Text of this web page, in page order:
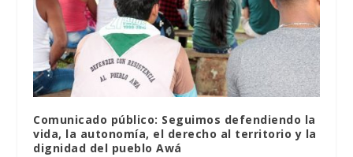
Comunicado público: Seguimos defendiendo la
vida, la autonomía, el derecho al territorio y la
dignidad del pueblo Awá